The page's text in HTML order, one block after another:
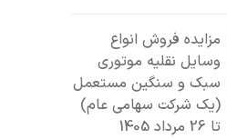
مزایده فروش انواع
وسایل نقلیه موتوری
سبک و سنگین مستعمل
(یک شرکت سهامی عام)
تا 26 مرداد 1405